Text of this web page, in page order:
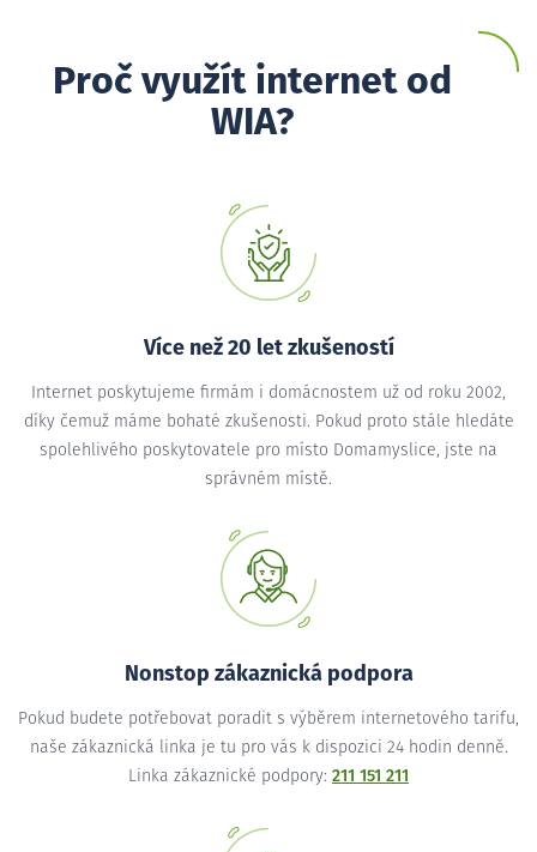
Proč využít internet od
WIA?
Více než 20 let zkušeností
Internet poskytujeme firmám i domácnostem už od roku 2002,
díky čemuž máme bohaté zkušenosti. Pokud proto stále hledáte
spolehlivého poskytovatele pro místo Domamyslice, jste na
správném místě.
Nonstop zákaznická podpora
Pokud budete potřebovat poradit s výběrem internetového tarifu,
naše zákaznická linka je tu pro vás k dispozici 24 hodin denně.
Linka zákaznické podpory: 211 151 211